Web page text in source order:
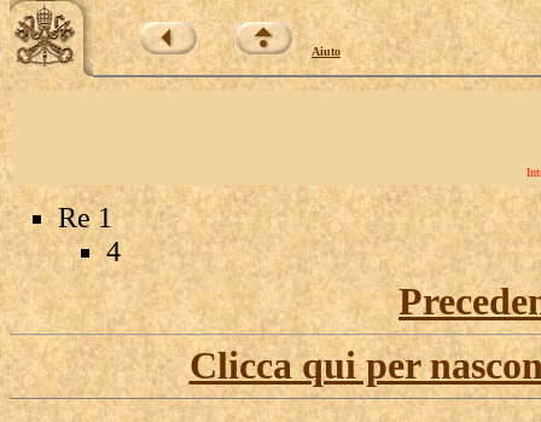
Aiuto
Re 1
4
Clicca qui per